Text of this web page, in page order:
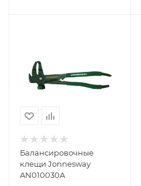
Балансировочные
клещи Jonnesway
AN010030A